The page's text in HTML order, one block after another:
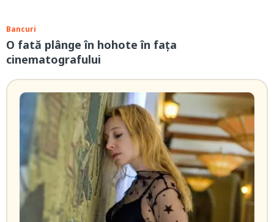
Bancuri
O fată plânge în hohote în fața
cinematografului